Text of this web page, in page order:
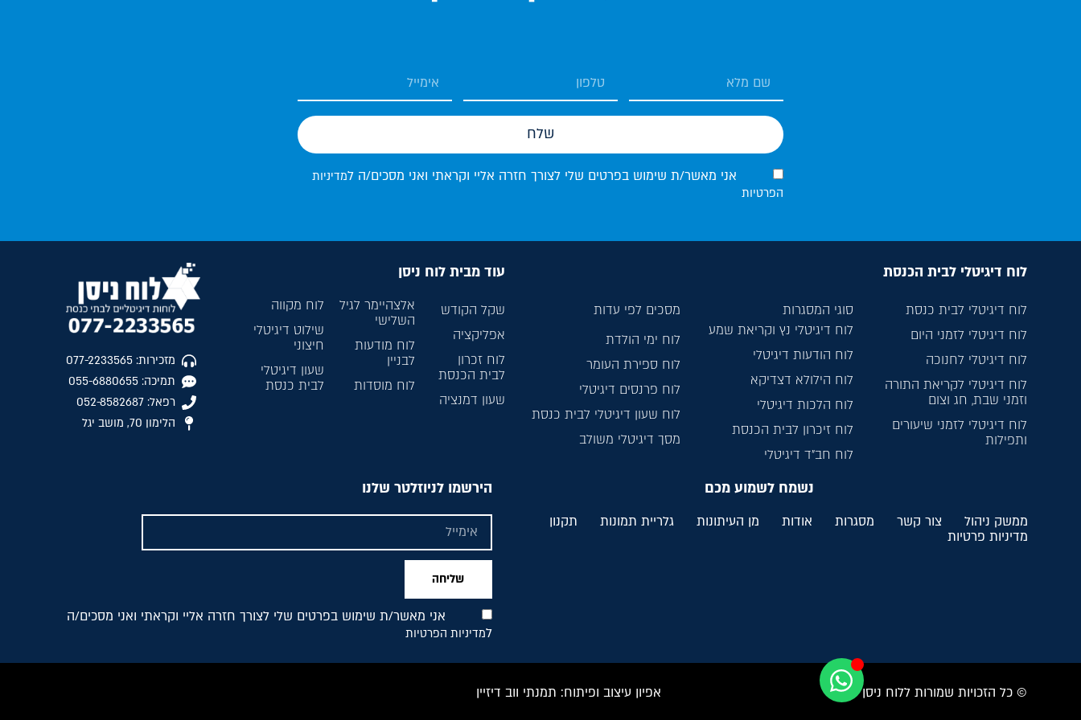
אני מאשר/ת שימוש בפרטים שלי לצורך חזרה אליי וקראתי ואני מסכים/ה למדיניות
הפרטיות
שלח
לוח דיגיטלי לבית הכנסת
לוח דיגיטלי לבית כנסת סוגי המסגרות
מסכים לפי עדות
לוח דיגיטלי לזמני היום
לוח דיגיטלי לחנוכה
לוח דיגיטלי לקריאת התורה
וזמני שבת, חג וצום
לוח דיגיטלי לזמני שיעורים
ותפילות
לוח דיגיטלי נץ וקריאת שמע
לוח הודעות דיגיטלי
לוח הילולא דצדיקא
לוח הלכות דיגיטלי
לוח זיכרון לבית הכנסת
לוח חב”ד דיגיטלי
לוח ימי הולדת
לוח ספירת העומר
לוח פרנסים דיגיטלי
לוח שעון דיגיטלי לבית כנסת
מסך דיגיטלי משולב
עוד מבית לוח ניסן
שקל הקודש
אפליקציה
לוח זכרון
לבית הכנסת
שעון דמנציה
אלצהיימר לגיל
השלישי
לוח מודעות
לבניין
לוח מוסדות
לוח מקווה
שילוט דיגיטלי
חיצוני
שעון דיגיטלי
לבית כנסת
מזכירות: 077-2233565
תמיכה: 055-6880655
רפאל: 052-8582687
הלימון 70, מושב יגל
נשמח לשמוע מכם
ממשק ניהול צור קשר מסגרות אודות מן העיתונות גלריית תמונות
תקנון
מדיניות פרטיות
הירשמו לניוזלטר שלנו
אני מאשר/ת שימוש בפרטים שלי לצורך חזרה אליי וקראתי ואני מסכים/ה
למדיניות הפרטיות
שליחה
© כל הזכויות שמורות ללוח ניסן אפיון עיצוב ופיתוח: תמנתי ווב דיזיין